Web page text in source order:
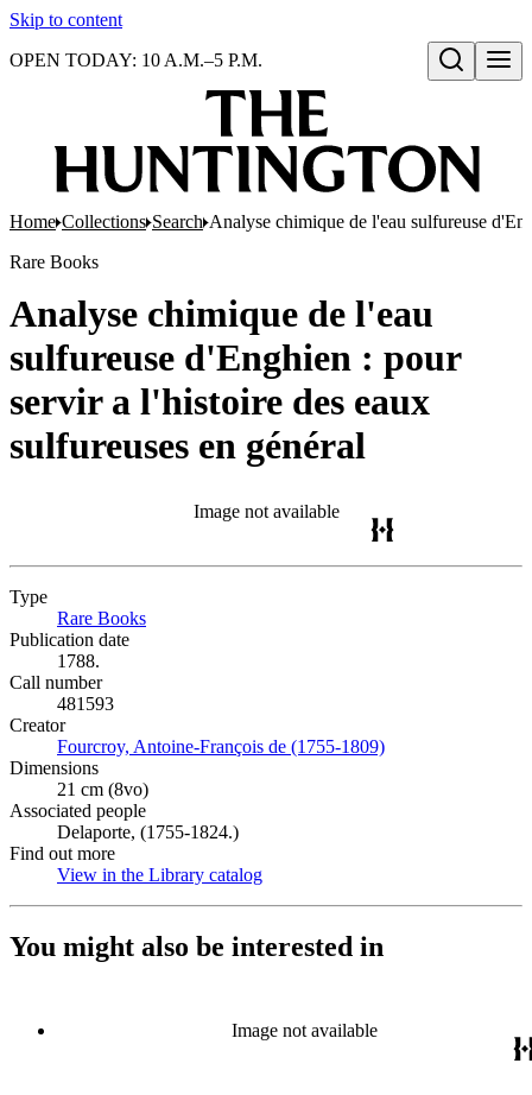
Skip to content
Open search
OPEN TODAY: 10 A.M.–5 P.M.
Home Collections Search Analyse chimique de l'eau sulfureuse
Rare Books
Analyse chimique de l'eau
sulfureuse d'Enghien : pour
servir a l'histoire des eaux
sulfureuses en général
Image not available
Type
Rare Books
Publication date
1788.
Call number
481593
Creator
Fourcroy, Antoine-François de (1755-1809)
Dimensions
21 cm (8vo)
Associated people
Delaporte, (1755-1824.)
Find out more
View in the Library catalog
You might also be interested in
Image not available